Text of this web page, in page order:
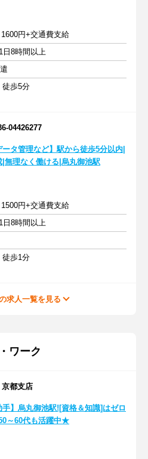
円+交通費支給
日8時間以上
徒歩5分
04426277
ータ管理など】駅から徒歩5分以内|
|無理なく働ける|烏丸御池駅
円+交通費支給
日8時間以上
徒歩1分
求人一覧を見る
ワーク
都支店
手】烏丸御池駅![資格＆知識]はゼロ
～60代も活躍中★